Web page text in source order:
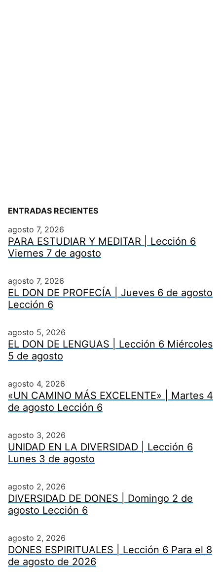
ENTRADAS RECIENTES
agosto 7, 2026
PARA ESTUDIAR Y MEDITAR | Lección 6
Viernes 7 de agosto
agosto 7, 2026
EL DON DE PROFECÍA | Jueves 6 de agosto
Lección 6
agosto 5, 2026
EL DON DE LENGUAS | Lección 6 Miércoles
5 de agosto
agosto 4, 2026
«UN CAMINO MÁS EXCELENTE» | Martes 4
de agosto Lección 6
agosto 3, 2026
UNIDAD EN LA DIVERSIDAD | Lección 6
Lunes 3 de agosto
agosto 2, 2026
DIVERSIDAD DE DONES | Domingo 2 de
agosto Lección 6
agosto 2, 2026
DONES ESPIRITUALES | Lección 6 Para el 8
de agosto de 2026